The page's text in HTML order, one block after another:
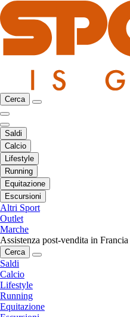
Cerca
Saldi
Calcio
Lifestyle
Running
Equitazione
Escursioni
Altri Sport
Outlet
Marche
Assistenza post-vendita in Francia
Cerca
Saldi
Calcio
Lifestyle
Running
Equitazione